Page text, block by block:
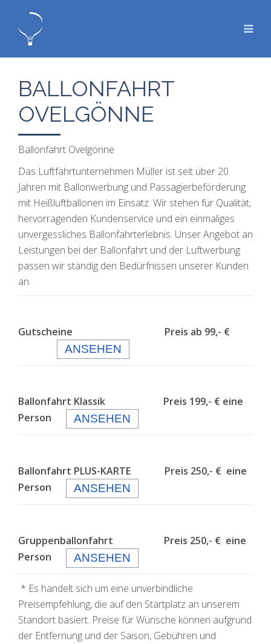
BALLONFAHRT
OVELGÖNNE
Ballonfahrt Ovelgönne
Das Luftfahrtunternehmen Müller ist seit über 20
Jahren mit Ballonwerbung und Passagierbeförderung
mit Heißluftballonen im Einsatz. Wir stehen für Qualität,
hervorragenden Kundenservice und ein einmaliges
unvergessliches Ballonfahrterlebnis. Unser Angebot an
Leistungen bei der Ballonfahrt und der Luftwerbung
passen wir ständig den Bedürfnissen unserer Kunden
an.
Gutscheine Preis ab 99,- €
ANSEHEN
Ballonfahrt Klassik Preis 199,- € eine
Person
ANSEHEN
Ballonfahrt PLUS-KARTE Preis 250,- € eine
Person
ANSEHEN
Gruppenballonfahrt Preis 250,- € eine
Person
ANSEHEN
* Es handelt sich um eine unverbindliche
Preisempfehlung, die auf den Startplatz an unserem
Standort basiert. Preise für Wünsche können aufgrund
der Entfernung und der Saison, Gebühren und